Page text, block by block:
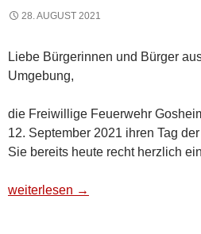
28. AUGUST 2021
Liebe Bürgerinnen und Bürger
Umgebung,
die Freiwillige Feuerwehr
12. September 2021 ihren Tag
Sie bereits heute recht herzlich
Einladung zum Tag der offenen
weiterlesen →